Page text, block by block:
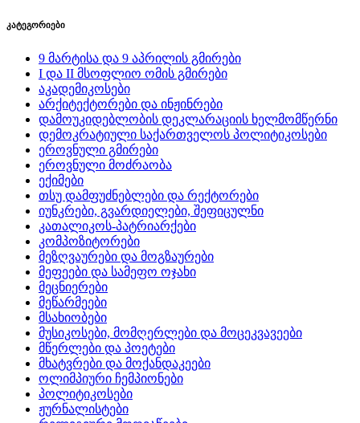
კატეგორიები
9 მარტისა და 9 აპრილის გმირები
I და II მსოფლიო ომის გმირები
აკადემიკოსები
არქიტექტორები და ინჟინრები
დამოუკიდებლობის დეკლარაციის ხელმომწერნი
დემოკრატიული საქართველოს პოლიტიკოსები
ეროვნული გმირები
ეროვნული მოძრაობა
ექიმები
თსუ დამფუძნებლები და რექტორები
იუნკრები, გვარდიელები, შეფიცულნი
კათალიკოს-პატრიარქები
კომპოზიტორები
მეზღვაურები და მოგზაურები
მეფეები და სამეფო ოჯახი
მეცნიერები
მეწარმეები
მსახიობები
მუსიკოსები, მომღერლები და მოცეკვავეები
მწერლები და პოეტები
მხატვრები და მოქანდაკეები
ოლიმპიური ჩემპიონები
პოლიტიკოსები
ჟურნალისტები